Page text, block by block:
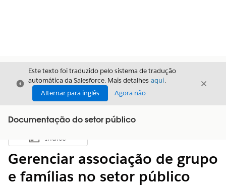
Fechar
Este texto foi traduzido pelo sistema de tradução
automática da Salesforce. Mais detalhes aqui.
Alternar para inglês
Agora não
Fechar
Documentação do setor público
Mostrar índice
Índice
Gerenciar associação de grupo
e famílias no setor público